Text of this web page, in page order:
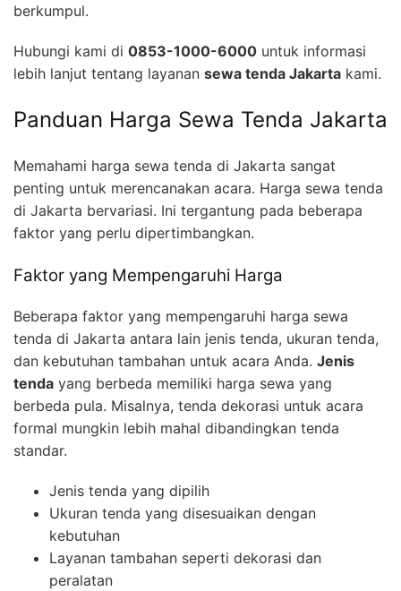
berkumpul.
Hubungi kami di 0853-1000-6000 untuk informasi
lebih lanjut tentang layanan sewa tenda Jakarta kami.
Panduan Harga Sewa Tenda Jakarta
Memahami harga sewa tenda di Jakarta sangat
penting untuk merencanakan acara. Harga sewa tenda
di Jakarta bervariasi. Ini tergantung pada beberapa
faktor yang perlu dipertimbangkan.
Faktor yang Mempengaruhi Harga
Beberapa faktor yang mempengaruhi harga sewa
tenda di Jakarta antara lain jenis tenda, ukuran tenda,
dan kebutuhan tambahan untuk acara Anda. Jenis
tenda yang berbeda memiliki harga sewa yang
berbeda pula. Misalnya, tenda dekorasi untuk acara
formal mungkin lebih mahal dibandingkan tenda
standar.
Jenis tenda yang dipilih
Ukuran tenda yang disesuaikan dengan
kebutuhan
Layanan tambahan seperti dekorasi dan
peralatan